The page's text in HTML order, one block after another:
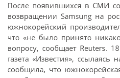
После появившихся в СМИ
возвращении Samsung на
южнокорейский
что «не было принято
вопросу, сообщает Reuters.
газета «Известия», ссылаясь
сообщила, что